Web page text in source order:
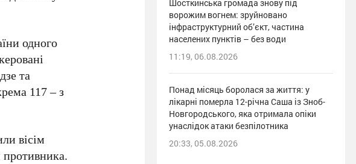
одного
та
117 – з
вісім
противника.
Шосткинська громада знову під
ворожим вогнем: зруйновано
інфраструктурний об’єкт, частина
населених пунктів – без води
11:19, 06.08.2026
Понад місяць боролася за життя: у
лікарні померла 12-річна Саша із Зноб-
Новгородського, яка отримала опіки
унаслідок атаки безпілотника
20:33, 05.08.2026